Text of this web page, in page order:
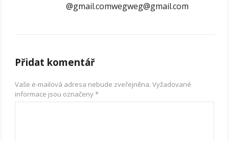
@gmail.comwegweg@gmail.com
Přidat komentář
Vaše e-mailová adresa nebude zveřejněna. Vyžadované
informace jsou označeny*